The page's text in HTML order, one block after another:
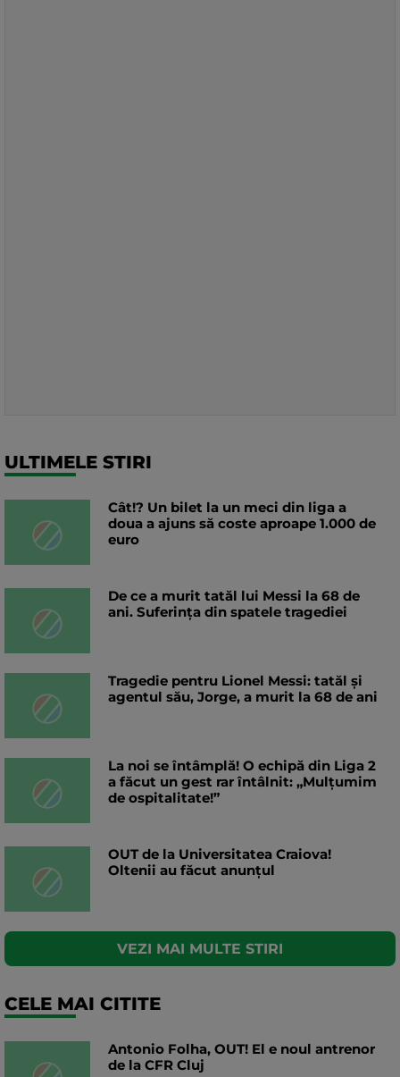
ULTIMELE STIRI
Cât!? Un bilet la un meci din liga a
doua a ajuns să coste aproape 1.000 de
euro
De ce a murit tatăl lui Messi la 68 de
ani. Suferința din spatele tragediei
Tragedie pentru Lionel Messi: tatăl și
agentul său, Jorge, a murit la 68 de ani
La noi se întâmplă! O echipă din Liga 2
a făcut un gest rar întâlnit: „Mulțumim
de ospitalitate!”
OUT de la Universitatea Craiova!
Oltenii au făcut anunțul
VEZI MAI MULTE STIRI
CELE MAI CITITE
Antonio Folha, OUT! El e noul antrenor
de la CFR Cluj